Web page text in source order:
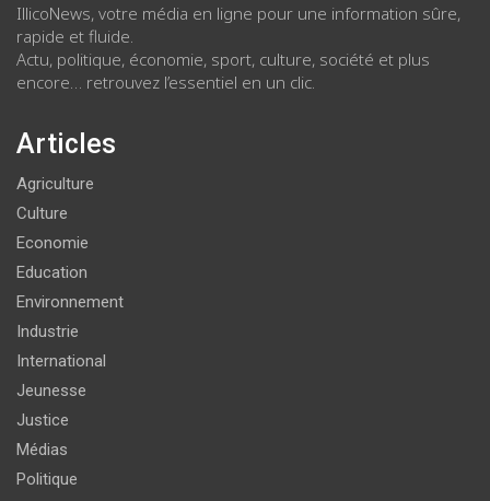
IllicoNews, votre média en ligne pour une information sûre,
rapide et fluide.
Actu, politique, économie, sport, culture, société et plus
encore… retrouvez l’essentiel en un clic.
Articles
Agriculture
Culture
Economie
Education
Environnement
Industrie
International
Jeunesse
Justice
Médias
Politique